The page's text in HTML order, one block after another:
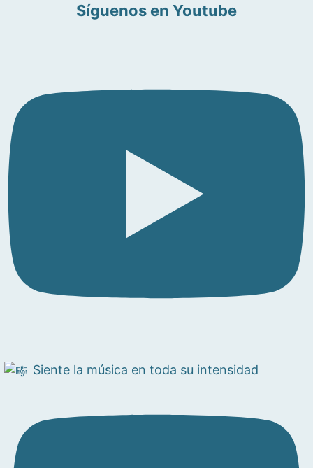
Síguenos en Youtube
Siente la música en toda su intensidad